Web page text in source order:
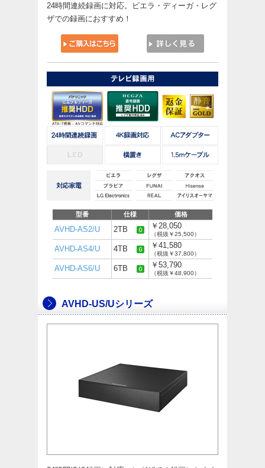
24時間連続録画に対応。ビエラ・ディーガ・レグ
ザでの録画におすすめ！
型番 仕様 価格
AVHD-AS2/U 2TB ￥28,050
（税抜￥25,500）
AVHD-AS4/U 4TB ￥41,580
（税抜￥37,800）
AVHD-AS6/U 6TB ￥53,790
（税抜￥48,900）
AVHD-US/Uシリーズ